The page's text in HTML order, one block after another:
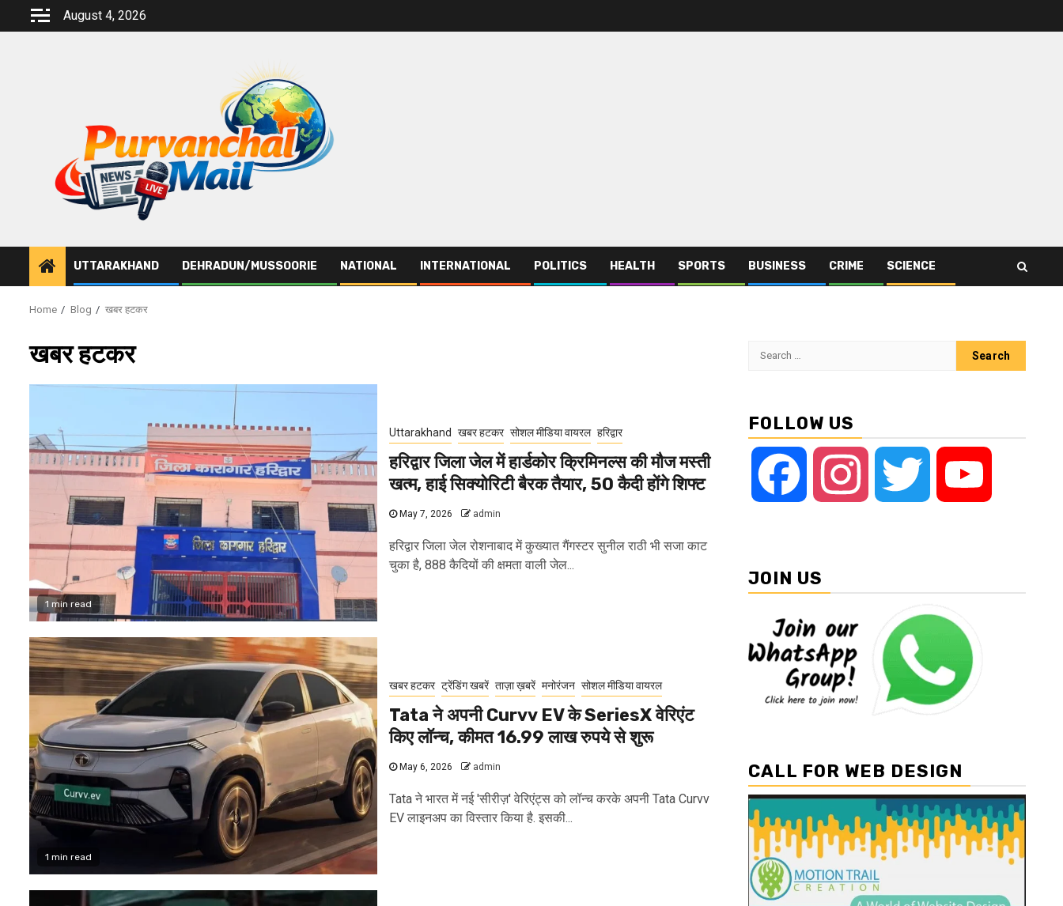
August 4, 2026
UTTARAKHAND DEHRADUN/MUSSOORIE NATIONAL INTERNATIONAL POLITICS HEALTH SPORTS BUSINESS CRIME SCIENCE
Home Blog खबर हटकर
खबर हटकर
1 min read
Uttarakhand खबर हटकर सोशल मीडिया वायरल हरिद्वार
हरिद्वार जिला जेल में हार्डकोर क्रिमिनल्स की मौज मस्ती
खत्म, हाई सिक्योरिटी बैरक तैयार, 50 कैदी होंगे शिफ्ट
May 7, 2026 admin
हरिद्वार जिला जेल रोशनाबाद में कुख्यात गैंगस्टर सुनील राठी भी सजा काट
चुका है, 888 कैदियों की क्षमता वाली जेल...
1 min read
खबर हटकर ट्रेंडिंग खबरें ताज़ा ख़बरें मनोरंजन सोशल मीडिया वायरल
Tata ने अपनी Curvv EV के SeriesX वेरिएंट
किए लॉन्च, कीमत 16.99 लाख रुपये से शुरू
May 6, 2026 admin
Tata ने भारत में नई 'सीरीज़' वेरिएंट्स को लॉन्च करके अपनी Tata Curvv
EV लाइनअप का विस्तार किया है. इसकी...
Search
FOLLOW US
Facebook Instagram Twitter
JOIN US
CALL FOR WEB DESIGN